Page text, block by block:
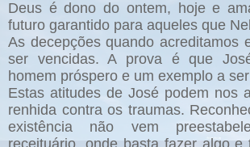
Deus é dono do ontem, hoje e
futuro garantido para aqueles que
As decepções quando acreditamos
ser vencidas. A prova é que
homem próspero e um exemplo a
Estas atitudes de José podem nos
renhida contra os traumas.
existência não vem